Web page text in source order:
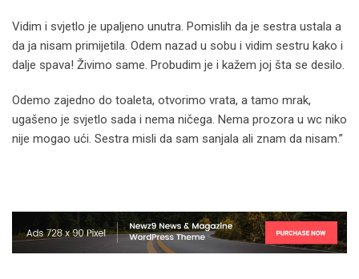
Vidim i svjetlo je upaljeno unutra. Pomislih da je sestra ustala a
da ja nisam primijetila. Odem nazad u sobu i vidim sestru kako i
dalje spava! Živimo same. Probudim je i kažem joj šta se desilo.
Odemo zajedno do toaleta, otvorimo vrata, a tamo mrak,
ugašeno je svjetlo sada i nema ničega. Nema prozora u wc niko
nije mogao ući. Sestra misli da sam sanjala ali znam da nisam.”